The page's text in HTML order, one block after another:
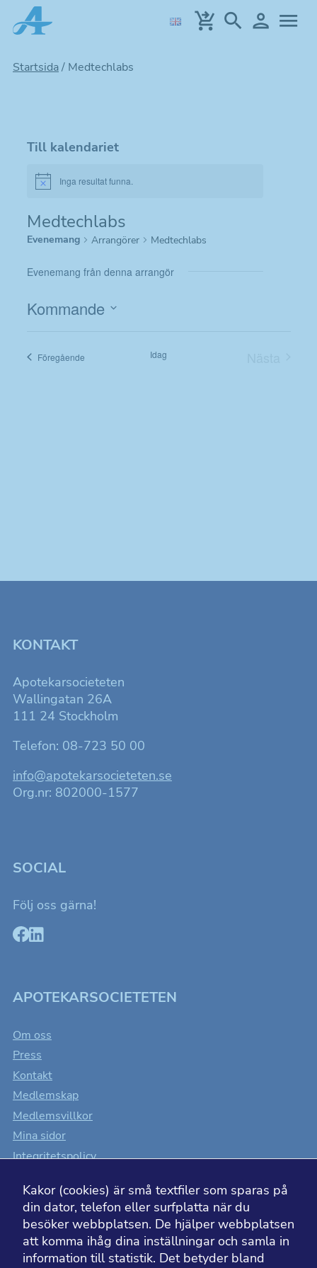
Hoppa
till
Startsida/ Medtechlabs
Till kalendariet
Notice Inga resultat funna.
Medtechlabs
Evenemang Arrangörer Medtechlabs
Evenemang från denna arrangör
Kommande
FöregåendeEvenemang Idag
KONTAKT
Apotekarsocieteten
Wallingatan 26A
111 24 Stockholm
Telefon: 08-723 50 00
info@apotekarsocieteten.se
Org.nr: 802000-1577
SOCIAL
Följ oss gärna!
APOTEKARSOCIETETEN
Om oss
Press
Kontakt
Medlemskap
Medlemsvillkor
Mina sidor
Integritetspolicy
Tillgänglighet
Kakor (cookies) är små textfiler som sparas på
din dator, telefon eller surfplatta när du
besöker webbplatsen. De hjälper webbplatsen
att komma ihåg dina inställningar och samla in
information till statistik. Det betyder bland